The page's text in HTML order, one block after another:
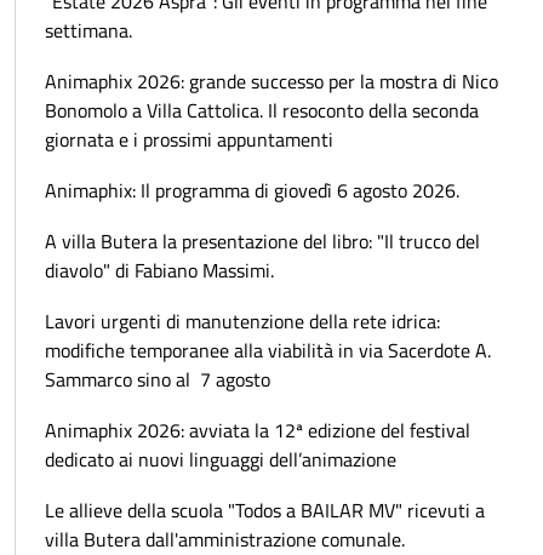
settimana.
Animaphix 2026: grande successo per la mostra di Nico
Bonomolo a Villa Cattolica. Il resoconto della seconda
giornata e i prossimi appuntamenti
Animaphix: Il programma di giovedì 6 agosto 2026.
A villa Butera la presentazione del libro: "Il trucco del
diavolo" di Fabiano Massimi.
Lavori urgenti di manutenzione della rete idrica:
modifiche temporanee alla viabilità in via Sacerdote A.
Sammarco sino al 7 agosto
Animaphix 2026: avviata la 12ª edizione del festival
dedicato ai nuovi linguaggi dell’animazione
Le allieve della scuola "Todos a BAILAR MV" ricevuti a
villa Butera dall'amministrazione comunale.